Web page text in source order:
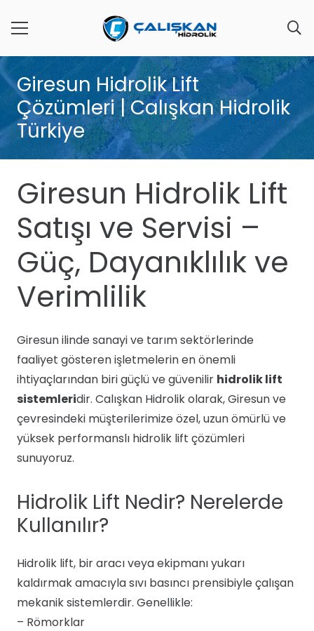
Giresun Hidrolik Lift
Çözümleri | Calışkan Hidrolik
Türkiye
Giresun Hidrolik Lift
Satışı ve Servisi –
Güç, Dayanıklılık ve
Verimlilik
Giresun ilinde sanayi ve tarım sektörlerinde
faaliyet gösteren işletmelerin en önemli
ihtiyaçlarından biri güçlü ve güvenilir hidrolik lift
sistemleridir. Calışkan Hidrolik olarak, Giresun ve
çevresindeki müşterilerimize özel, uzun ömürlü ve
yüksek performanslı hidrolik lift çözümleri
sunuyoruz.
Hidrolik Lift Nedir? Nerelerde
Kullanılır?
Hidrolik lift, bir aracı veya ekipmanı yukarı
kaldırmak amacıyla sıvı basıncı prensibiyle çalışan
mekanik sistemlerdir. Genellikle:
– Römorklar